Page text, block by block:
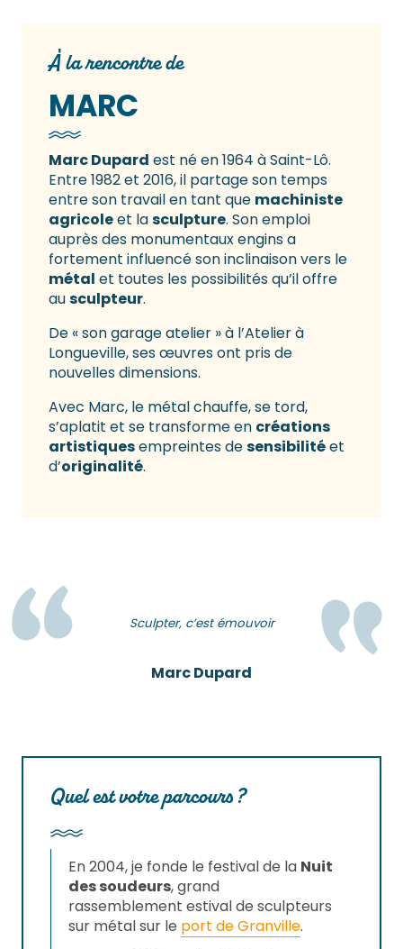
À la rencontre de
MARC
Marc Dupard est né en 1964 à Saint-Lô.
Entre 1982 et 2016, il partage son temps
entre son travail en tant que machiniste
agricoleet lasculpture. Son emploi
auprès des monumentaux engins a
fortement influencé son inclinaison vers le
métal et toutes les possibilités qu’il offre
ausculpteur.
De « son garage atelier » à l’Atelier à
Longueville, ses œuvres ont pris de
nouvelles dimensions.
Avec Marc, le métal chauffe, se tord,
s’aplatit et se transforme en créations
artistiquesempreintes desensibilitéet
d’originalité.
Sculpter, c’est émouvoir
Marc Dupard
Quel est votre parcours ?
En 2004, je fonde le festival de la Nuit
des soudeurs, grand
rassemblement estival de sculpteurs
sur métal sur le port de Granville.